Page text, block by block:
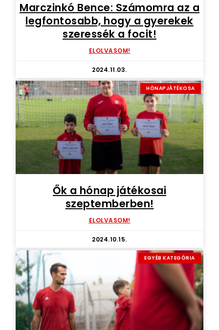
Marczinkó Bence: Számomra az a
legfontosabb, hogy a gyerekek
szeressék a focit!
ELOLVASOM!
2024.11.03.
HÓNAPJÁTÉKOSA
Ők a hónap játékosai
szeptemberben!
ELOLVASOM!
2024.10.15.
EGYÉB KATEGÓRIA